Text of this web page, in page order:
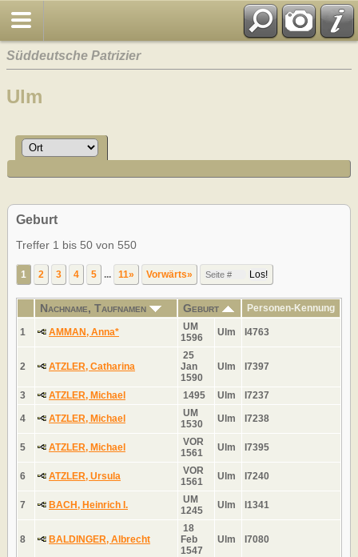
Süddeutsche Patrizier
Ulm
Geburt
Treffer 1 bis 50 von 550
1 2 3 4 5 ... 11» Vorwärts»
Nachname, Taufnamen Geburt Personen-Kennung
1 AMMAN, Anna*
UM
1596
Ulm I4763
2 ATZLER, Catharina
25
Jan
1590
Ulm I7397
3 ATZLER, Michael 1495 Ulm I7237
4 ATZLER, Michael
UM
1530
Ulm I7238
5 ATZLER, Michael
VOR
1561
Ulm I7395
6 ATZLER, Ursula
VOR
1561
Ulm I7240
7 BACH, Heinrich I.
UM
1245
Ulm I1341
8 BALDINGER, Albrecht
18
Feb
1547
Ulm I7080